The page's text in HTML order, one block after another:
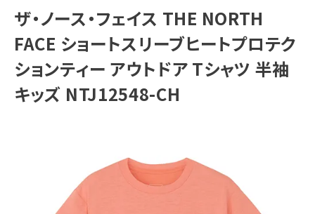
ACCOUNT MENU
ようこそ ゲスト 様
meeting_room ログイン person 会員登録
スポーツから選ぶ
SALE品はこちら
ザ・ノース・フェイス THE NORTH
FACE ショートスリーブヒートプロテク
ションティー アウトドア Tシャツ 半袖
キッズ NTJ12548-CH